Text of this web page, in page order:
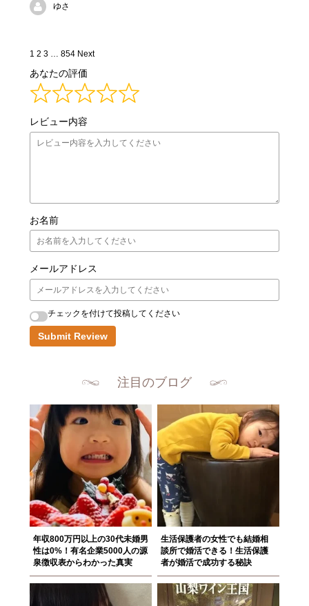
ゆさ
Site
Reviews
navigation
Page
1 Page
2 Page
3 Page
854 Next
あなたの評価
レビュー内容
お名前
メールアドレス
チェックを付けて投稿してください
Submit Review
注目のブログ
年収800万円以上の30代未婚男
性は0%！有名企業5000人の源
泉徴収表からわかった真実
生活保護者の女性でも結婚相
談所で婚活できる！生活保護
者が婚活で成功する秘訣